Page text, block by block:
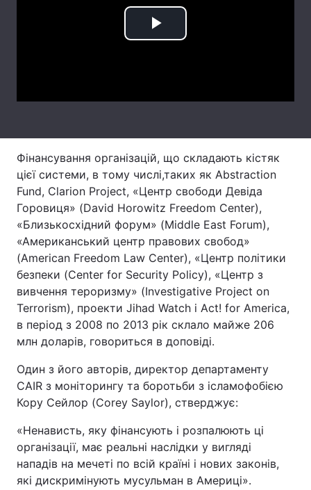
Статті
Думки
Контакти
Послуги
Тема оформлення
Play
Фінансування організацій, що складають кістяк
цієї системи, в тому числі,таких як Abstraction
Fund, Clarion Project, «Центр свободи Девіда
Горовиця» (David Horowitz Freedom Center),
«Близькосхідний форум» (Middle East Forum),
«Американський центр правових свобод»
(American Freedom Law Center), «Центр політики
безпеки (Center for Security Policy), «Центр з
вивчення тероризму» (Investigative Project on
Terrorism), проекти Jihad Watch і Act! for America,
в період з 2008 по 2013 рік склало майже 206
млн доларів, говориться в доповіді.
Один з його авторів, директор департаменту
CAIR з моніторингу та боротьби з ісламофобією
Кору Сейлор (Corey Saylor), стверджує:
«Ненависть, яку фінансують і розпалюють ці
організації, має реальні наслідки у вигляді
нападів на мечеті по всій країні і нових законів,
які дискримінують мусульман в Америці».